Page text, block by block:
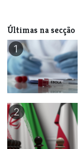
Últimas na secção
1
2